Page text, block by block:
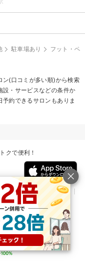
駐車場あり
フット・ペ
ン(口コミが多い順)から検索
設・サービスなどの条件か
約できるサロンもありま
クで便利！
リリース情報
利用規約
ビス一覧 アプリ一覧